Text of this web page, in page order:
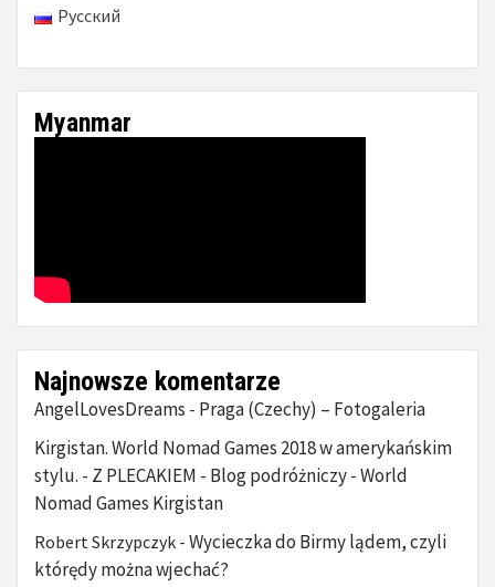
Русский
Myanmar
Najnowsze komentarze
AngelLovesDreams - Praga (Czechy) – Fotogaleria
Kirgistan. World Nomad Games 2018 w amerykańskim
stylu. - Z PLECAKIEM - Blog podróżniczy - World
Nomad Games Kirgistan
Robert Skrzypczyk - Wycieczka do Birmy lądem, czyli
którędy można wjechać?